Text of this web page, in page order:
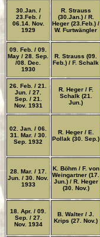
30.Jan. /
23.Feb. /
06.14. Nov.
1929
R. Strauss
(30.Jan.) / R.
Heger (23.Feb.) /
W. Furtwängler
09. Feb. / 09.
May / 28. Sep.
/08. Dec.
1930
R. Strauss (09.
Feb.) / F. Schalk
26. Feb. / 21.
Jun. / 27.
Sep. / 21.
Nov. 1931
R. Heger / F.
Schalk (21.
Jun.)
02. Jan. / 06.
31. Mar. / 30.
Sep. 1932
R. Heger / E.
Pollak (30. Sep.)
28. Mar. / 17.
Jun. / 30. Nov.
1933
K. Böhm / F. von
Weingartner (17.
Jun.) / R. Heger
(30. Nov.)
18. Apr. / 09.
Sep. / 27.
Nov. 1934
B. Walter / J.
Krips (27. Nov.)